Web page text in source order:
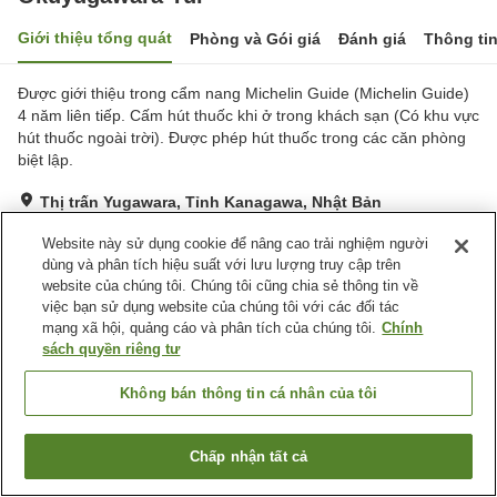
Giới thiệu tổng quát Phòng và Gói giá Đánh giá Thông
Được giới thiệu trong cẩm nang Michelin Guide (Michelin Guide)
4 năm liên tiếp. Cấm hút thuốc khi ở trong khách sạn (Có khu vực
hút thuốc ngoài trời). Được phép hút thuốc trong các căn phòng
biệt lập.
Thị trấn Yugawara, Tỉnh Kanagawa, Nhật Bản
Tuyệt vời Đánh giá:5lượt
Tiện nghi chỗ nghỉ
Bãi đỗ xe
Trang chủ Nhật Bản Tỉnh Kanagawa
Thị trấn Yugawara
Tìm phòng trống
Website này sử dụng cookie để nâng cao trải nghiệm người
dùng và phân tích hiệu suất với lưu lượng truy cập trên
website của chúng tôi. Chúng tôi cũng chia sẻ thông tin về
việc bạn sử dụng website của chúng tôi với các đối tác
mạng xã hội, quảng cáo và phân tích của chúng tôi. Chính
sách quyền riêng tư
Không bán thông tin cá nhân của tôi
Chấp nhận tất cả